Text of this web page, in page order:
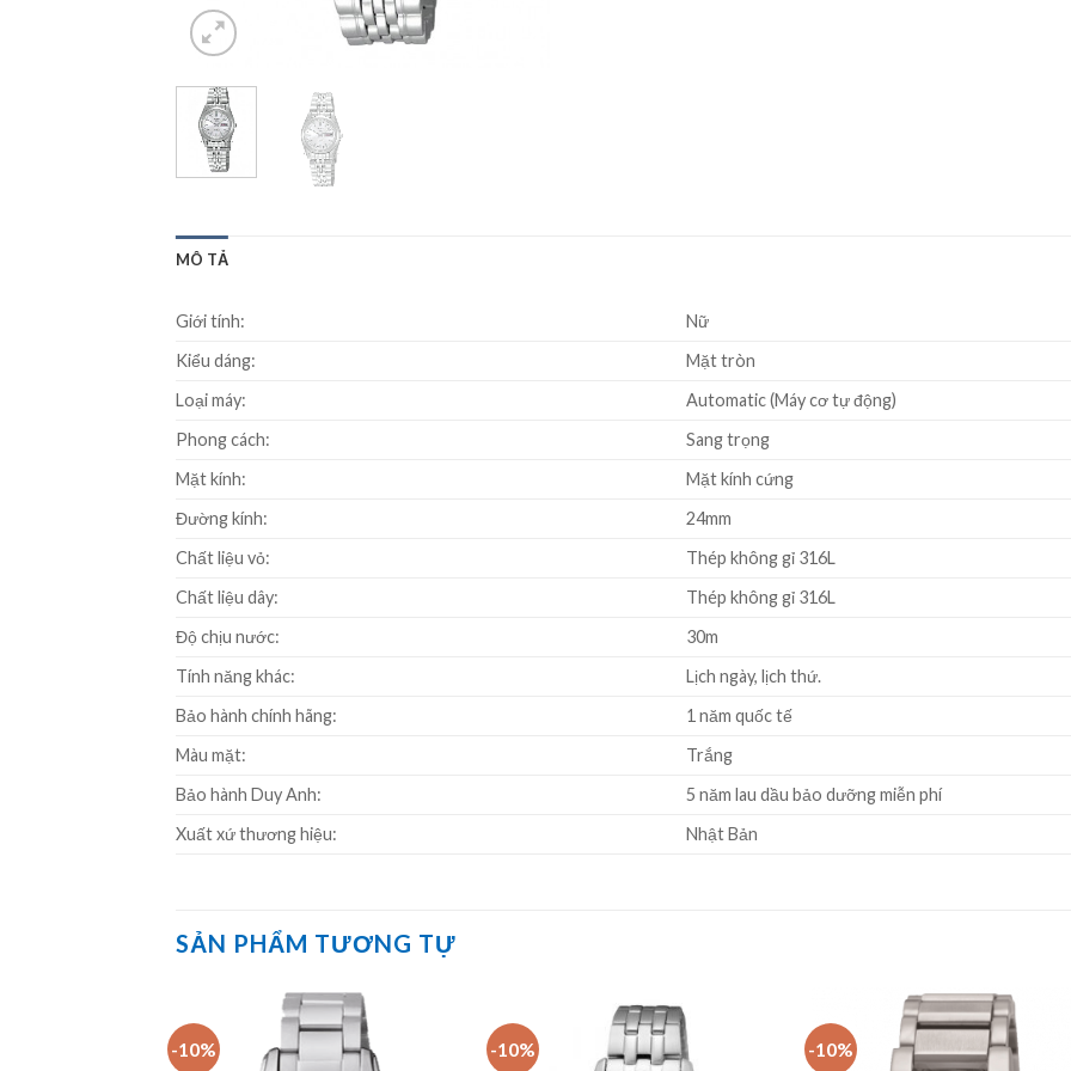
MÔ TẢ
Giới tính:
Nữ
Kiểu dáng:
Mặt tròn
Loại máy:
Automatic (Máy cơ tự động)
Phong cách:
Sang trọng
Mặt kính:
Mặt kính cứng
Đường kính:
24mm
Chất liệu vỏ:
Thép không gỉ 316L
Chất liệu dây:
Thép không gỉ 316L
Độ chịu nước:
30m
Tính năng khác:
Lịch ngày, lịch thứ.
Bảo hành chính hãng:
1 năm quốc tế
Màu mặt:
Trắng
Bảo hành Duy Anh:
5 năm lau dầu bảo dưỡng miễn phí
Xuất xứ thương hiệu:
Nhật Bản
SẢN PHẨM TƯƠNG TỰ
-10% -10% -10%